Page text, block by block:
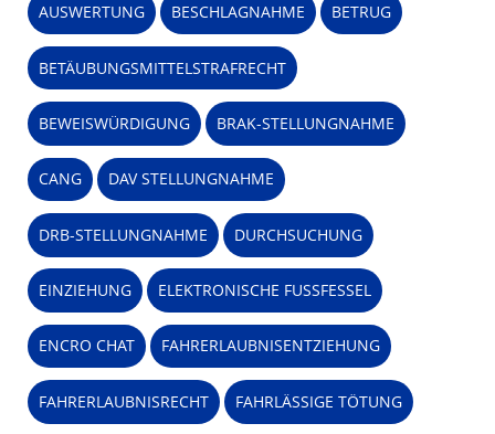
AUSWERTUNG BESCHLAGNAHME BETRUG
BETÄUBUNGSMITTELSTRAFRECHT
BEWEISWÜRDIGUNG BRAK-STELLUNGNAHME
CANG DAV STELLUNGNAHME
DRB-STELLUNGNAHME DURCHSUCHUNG
EINZIEHUNG ELEKTRONISCHE FUSSFESSEL
ENCRO CHAT FAHRERLAUBNISENTZIEHUNG
FAHRERLAUBNISRECHT FAHRLÄSSIGE TÖTUNG